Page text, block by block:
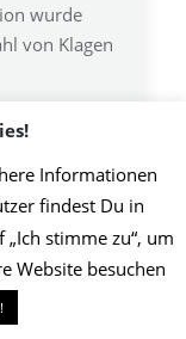
wurde
von Klagen
Christin Jost
Informationen
findest Du in
stimme zu“, um
Website besuchen